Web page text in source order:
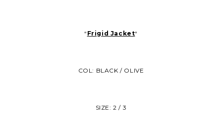
“ Frigid Jacket“
COL: BLACK / OLIVE
SIZE: 2 / 3